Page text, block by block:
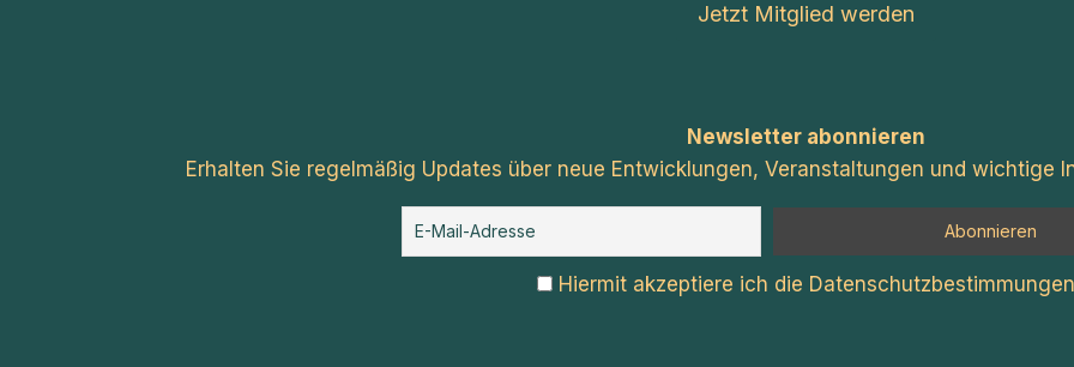
Jetzt Mitglied werden
Newsletter abonnieren
Erhalten Sie regelmäßig Updates über neue Entwicklungen, Veranstaltungen und wichtige
Hiermit akzeptiere ich die Datenschutzbestimmungen